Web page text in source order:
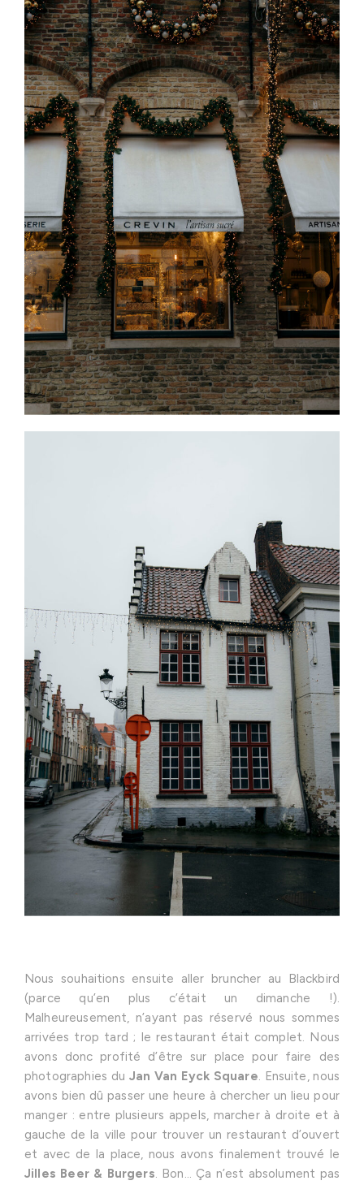
Nous souhaitions ensuite aller bruncher au Blackbird
(parce qu’en plus c’était un dimanche !).
Malheureusement, n’ayant pas réservé nous sommes
arrivées trop tard ; le restaurant était complet. Nous
avons donc profité d’être sur place pour faire des
photographies du Jan Van Eyck Square. Ensuite, nous
avons bien dû passer une heure à chercher un lieu pour
manger : entre plusieurs appels, marcher à droite et à
gauche de la ville pour trouver un restaurant d’ouvert
et avec de la place, nous avons finalement trouvé le
Jilles Beer & Burgers. Bon… Ça n’est absolument pas